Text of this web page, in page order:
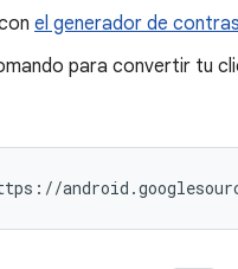
el generador de
para convertir tu